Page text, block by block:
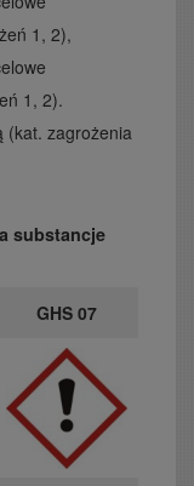
1, 2),
1, 2).
(kat. zagrożenia
substancje
GHS 07